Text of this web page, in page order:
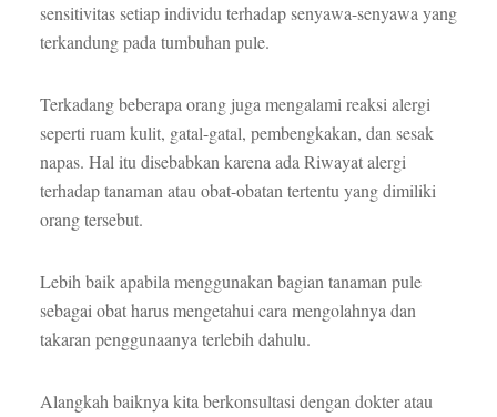
sensitivitas setiap individu terhadap senyawa-senyawa yang
terkandung pada tumbuhan pule.
Terkadang beberapa orang juga mengalami reaksi alergi
seperti ruam kulit, gatal-gatal, pembengkakan, dan sesak
napas. Hal itu disebabkan karena ada Riwayat alergi
terhadap tanaman atau obat-obatan tertentu yang dimiliki
orang tersebut.
Lebih baik apabila menggunakan bagian tanaman pule
sebagai obat harus mengetahui cara mengolahnya dan
takaran penggunaanya terlebih dahulu.
Alangkah baiknya kita berkonsultasi dengan dokter atau